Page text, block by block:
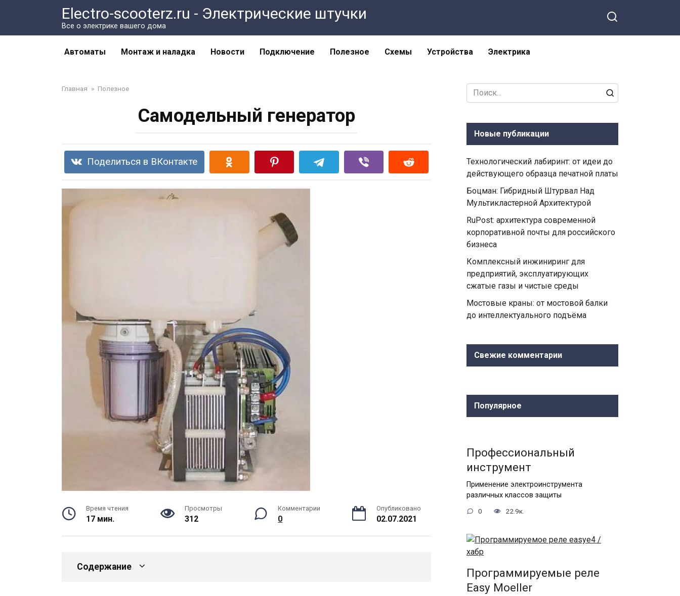
Electro-scooterz.ru - Электрические штучки
Все о электрике вашего дома
Автоматы Монтаж и наладка Новости Подключение Полезное Схемы Устройства Электрика
Главная » Полезное
Самодельный генератор
Поделиться в ВКонтакте
Время чтения
17 мин.
Просмотры
312
Комментарии
0
Опубликовано
02.07.2021
Содержание
Search
for:
Новые публикации
Технологический лабиринт: от идеи до
действующего образца печатной платы
Боцман: Гибридный Штурвал Над
Мультикластерной Архитектурой
RuPost: архитектура современной
корпоративной почты для российского
бизнеса
Комплексный инжиниринг для
предприятий, эксплуатирующих
сжатые газы и чистые среды
Мостовые краны: от мостовой балки
до интеллектуального подъёма
Свежие комментарии
Популярное
Профессиональный
инструмент
Применение электроинструмента
различных классов защиты
0 22.9к.
Программируемые реле
Еasy Moeller